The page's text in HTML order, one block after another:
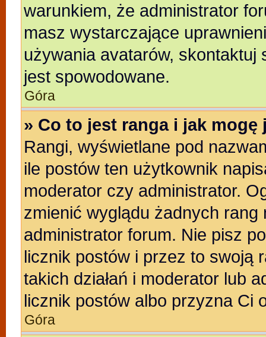
warunkiem, że administrator
masz wystarczające
używania avatarów,
jest spowodowane.
Góra
» Co to jest ranga i jak mogę
Rangi, wyświetlane pod
ile postów ten użytkownik
moderator czy administrator.
zmienić wyglądu żadnych
administrator forum. Nie pisz
licznik postów i przez to swoją
takich działań i moderator lub
licznik postów albo przyzna Ci
Góra